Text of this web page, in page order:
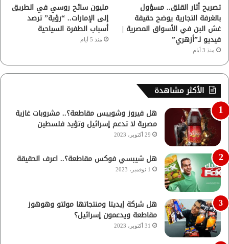
تصريح أثار القلق.. مسؤول
بالغرفة التجارية يوضح حقيقة
غش البن في الأسواق المصرية |
فيديو لـ”أزهري”
منذ 3 أيام
مليون سائح روسي في الطريق
إلى الإمارات.. “رؤية” ترصد
أسباب الطفرة السياحية
منذ 5 أيام
الأكثر مشاهدة
هل فيروز وشويبس مقاطعة؟.. مشروبات غازية
مصرية لا تدعم إسرائيل وتؤيد فلسطين
29 أكتوبر، 2023
هل شيبسي فوكس مقاطعة؟.. اعرف الحقيقة
1 نوفمبر، 2023
هل شركة إيديتا ومنتجاتها مولتو وهوهوز
مقاطعة ويدعمون إسرائيل؟
31 أكتوبر، 2023